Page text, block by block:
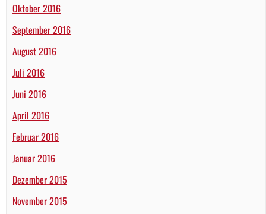
Oktober 2016
September 2016
August 2016
Juli 2016
Juni 2016
April 2016
Februar 2016
Januar 2016
Dezember 2015
November 2015